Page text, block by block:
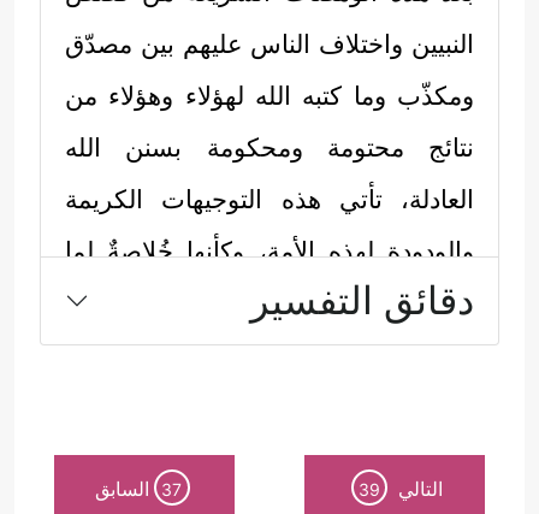
النبيين واختلاف الناس عليهم بين مصدّق
ومكذّب وما كتبه الله لهؤلاء وهؤلاء من
نتائج محتومة ومحكومة بسنن الله
العادلة، تأتي هذه التوجيهات الكريمة
والودودة لهذه الأمة، وكأنها خُلاصةٌ لما
ينبغي أن تستَفِيده من دروس وعبر من
تلك التجارب الماضية:
الطيبة، والتي يتقبلها الله عنده، ويعمُّ
دقائق التفسير
التالي 39
37 السابق